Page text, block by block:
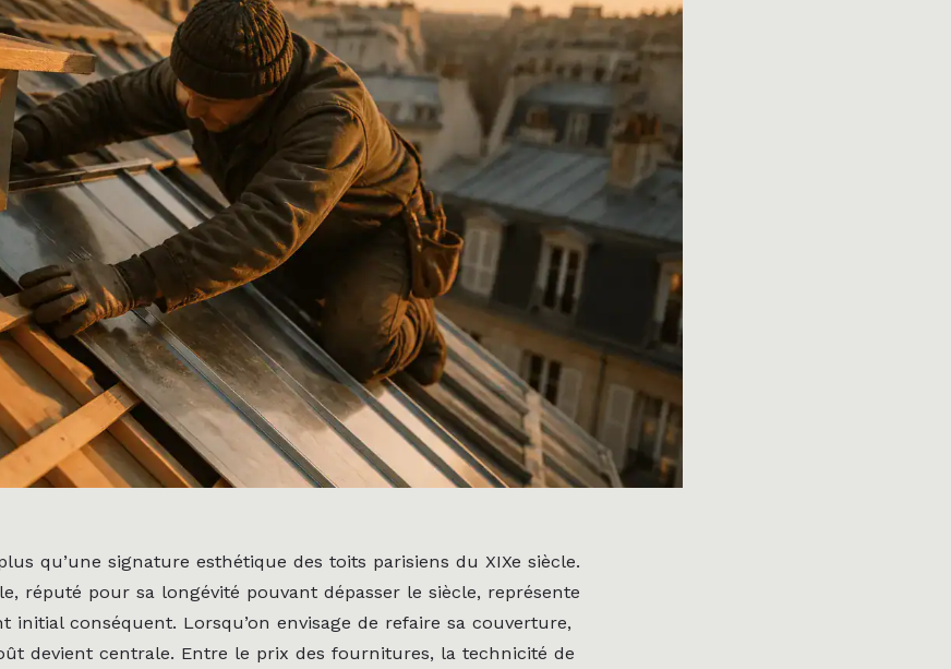
qu’une signature esthétique des toits parisiens du XIXe siècle.
réputé pour sa longévité pouvant dépasser le siècle, représente
initial conséquent. Lorsqu’on envisage de refaire sa couverture,
devient centrale. Entre le prix des fournitures, la technicité de